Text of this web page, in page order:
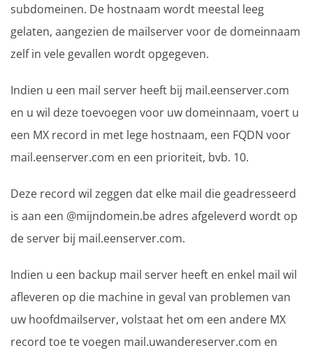
subdomeinen. De hostnaam wordt meestal leeg
gelaten, aangezien de mailserver voor de domeinnaam
zelf in vele gevallen wordt opgegeven.
Indien u een mail server heeft bij mail.eenserver.com
en u wil deze toevoegen voor uw domeinnaam, voert u
een MX record in met lege hostnaam, een FQDN voor
mail.eenserver.com en een prioriteit, bvb. 10.
Deze record wil zeggen dat elke mail die geadresseerd
is aan een @mijndomein.be adres afgeleverd wordt op
de server bij mail.eenserver.com.
Indien u een backup mail server heeft en enkel mail wil
afleveren op die machine in geval van problemen van
uw hoofdmailserver, volstaat het om een andere MX
record toe te voegen mail.uwandereserver.com en